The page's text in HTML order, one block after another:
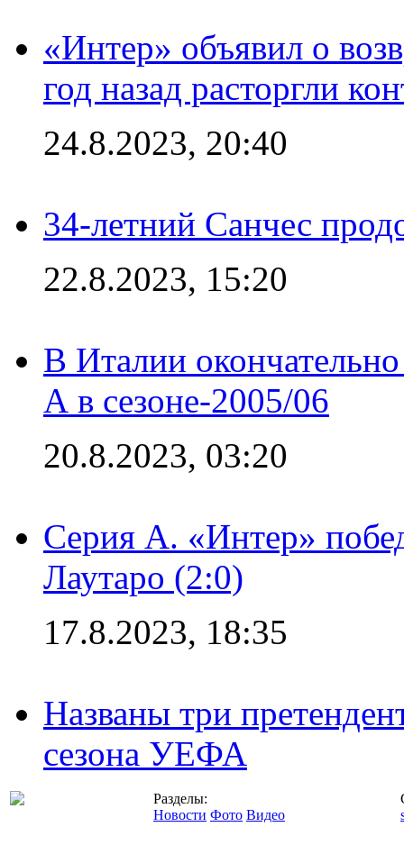
«Интер» объявил о
год назад расторгли
24.8.2023, 20:40
34-летний Санчес
22.8.2023, 15:20
В Италии
А в сезоне-2005/06
20.8.2023, 03:20
Серия А. «Интер»
Лаутаро (2:0)
17.8.2023, 18:35
Названы три
сезона УЕФА
Разделы:
Новости Фото Видео